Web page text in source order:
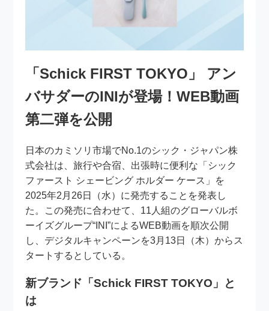
「Schick FIRST TOKYO」 アン
バサダーのINIが登場！WEB動画
第二弾を公開
日本のカミソリ市場でNo.1のシック・ジャパン株
式会社は、旅行や合宿、出張時に便利な「シック
ファースト シェービング ホルダー ケース」を
2025年2月26日（水）に発売することを発表し
た。この発売に合わせて、11人組のグローバルボ
ーイズグループ“INI”によるWEB動画を順次公開
し、デジタルキャンペーンを3月13日（木）からス
タートするとしている。
新ブランド「Schick FIRST TOKYO」と
は